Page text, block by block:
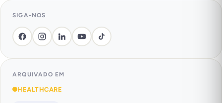
SIGA-NOS
ARQUIVADO EM
HEALTHCARE